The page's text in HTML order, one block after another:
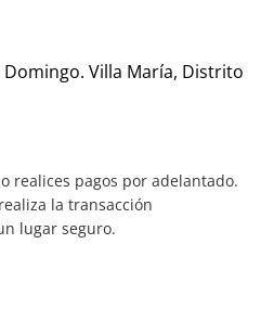
Villa María, Distrito
realices pagos por adelantado.
la transacción
lugar seguro.